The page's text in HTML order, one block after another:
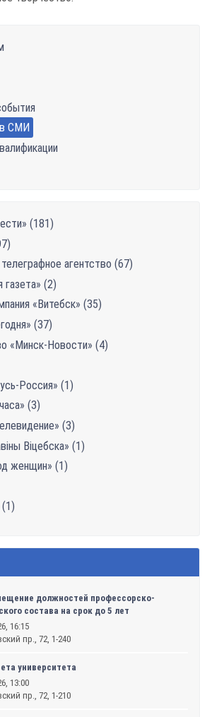
в СМИ
(181)
агентство (67)
газетa» (2)
«Витебск» (35)
(37)
«Минск-Новости» (4)
Россия» (1)
(3)
(3)
Віцебска» (1)
женщин» (1)
должностей профессорско-
состава на срок до 5 лет
16:15
пр., 72, 1-240
университета
13:00
пр., 72, 1-210